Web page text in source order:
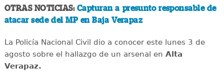
OTRAS NOTICIAS: Capturan a presunto responsable de
atacar sede del MP en Baja Verapaz
La Policía Nacional Civil dio a conocer este lunes 3 de
agosto sobre el hallazgo de un arsenal en Alta
Verapaz.